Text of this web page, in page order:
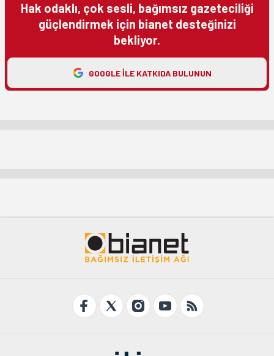
Hak odaklı, çok sesli, bağımsız gazeteciliği
güçlendirmek için bianet desteğinizi
bekliyor.
GOOGLE ILE KATKIDA BULUNUN